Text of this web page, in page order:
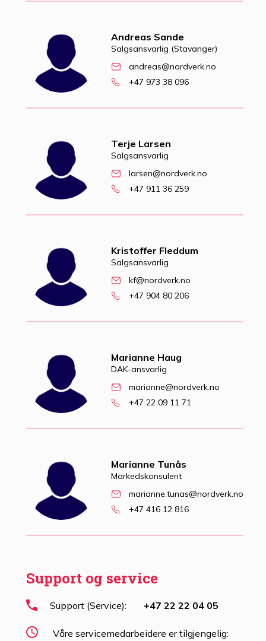
Andreas Sande
Salgsansvarlig (Stavanger)
andreas@nordverk.no
+47 973 38 096
Terje Larsen
Salgsansvarlig
larsen@nordverk.no
+47 911 36 259
Kristoffer Fleddum
Salgsansvarlig
kf@nordverk.no
+47 904 80 206
Marianne Haug
DAK-ansvarlig
marianne@nordverk.no
+47 22 09 11 71
Marianne Tunås
Markedskonsulent
marianne.tunas@nordverk.no
+47 416 12 816
Support og service
Support (Service): +47 22 22 04 05
Våre servicemedarbeidere er tilgjengelig: